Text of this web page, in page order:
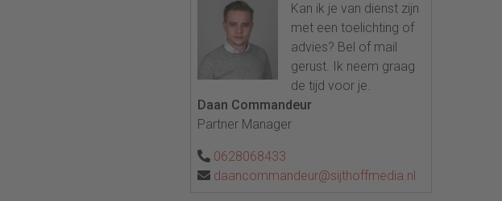
Kan ik je van dienst zijn
met een toelichting of
advies? Bel of mail
gerust. Ik neem graag
de tijd voor je.
Daan Commandeur
Partner Manager
0628068433
daancommandeur@sijthoffmedia.nl